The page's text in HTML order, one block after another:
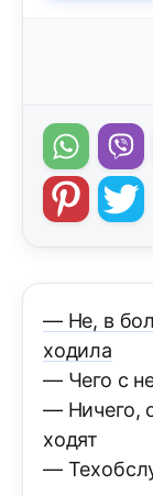
— Не, в
ходила
— Чего с
— Ничего,
ходят
—